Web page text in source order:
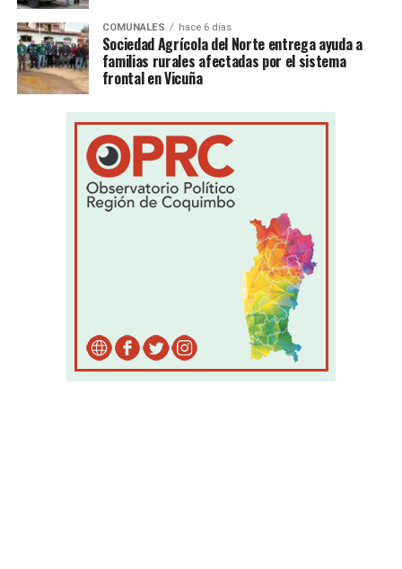
COMUNALES hace 6 días
Sociedad Agrícola del Norte entrega ayuda a
familias rurales afectadas por el sistema
frontal en Vicuña